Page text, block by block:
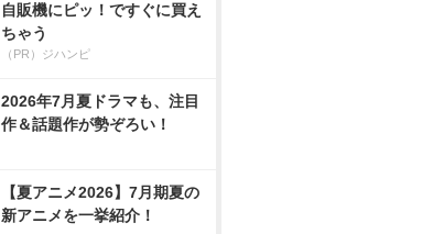
自販機にピッ！ですぐに買え
ちゃう
（PR）ジハンピ
2026年7月夏ドラマも、注目
作＆話題作が勢ぞろい！
【夏アニメ2026】7月期夏の
新アニメを一挙紹介！